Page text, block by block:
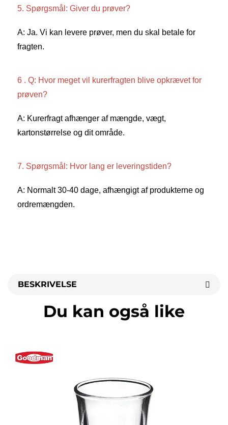
5. Spørgsmål: Giver du prøver?
A: Ja. Vi kan levere prøver, men du skal betale for
fragten.
6 . Q: Hvor meget vil kurerfragten blive opkrævet for
prøven?
A: Kurerfragt afhænger af mængde, vægt,
kartonstørrelse og dit område.
7. Spørgsmål: Hvor lang er leveringstiden?
A: Normalt 30-40 dage, afhængigt af produkterne og
ordremængden.
BESKRIVELSE
Du kan også like